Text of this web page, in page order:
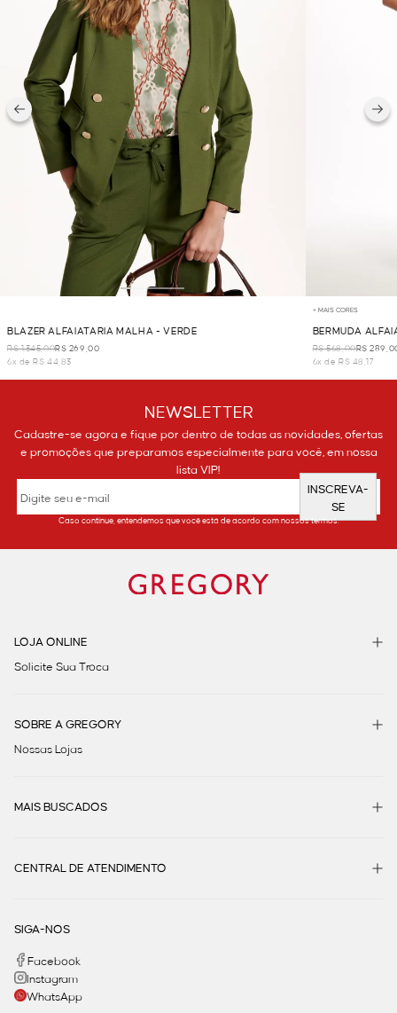
BLAZER ALFAIATARIA MALHA - VERDE
R$ 1.345,00R$ 269,00
6x de R$ 44,83
+ MAIS CORES
BERMUDA
R$ 568,00R$
6x de R$ 48,17
NEWSLETTER
Cadastre-se agora e fique por dentro de todas as novidades, ofertas
e promoções que preparamos especialmente para você, em nossa
lista VIP!
INSCREVA-
SE
Caso continue, entendemos que você está de acordo com nossos termos.
LOJA ONLINE
Solicite Sua Troca
SOBRE A GREGORY
Nossas Lojas
MAIS BUSCADOS
CENTRAL DE ATENDIMENTO
SIGA-NOS
Facebook
Instagram
WhatsApp